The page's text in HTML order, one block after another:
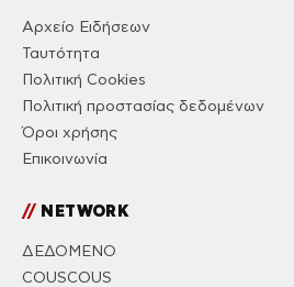
Αρχείο Ειδήσεων
Ταυτότητα
Πολιτική Cookies
Πολιτική προστασίας δεδομένων
Όροι χρήσης
Επικοινωνία
//NETWORK
ΔΕΔΟΜΕΝΟ
COUSCOUS